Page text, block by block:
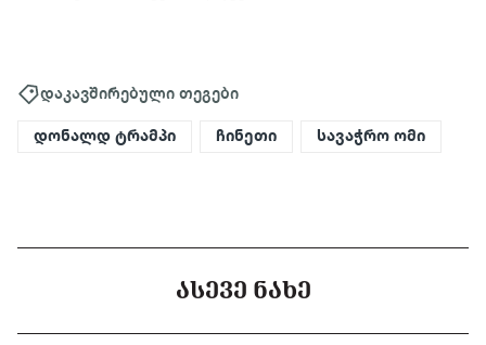
დაკავშირებული თეგები
დონალდ ტრამპი ჩინეთი სავაჭრო ომი
ᲐᲡᲔᲕᲔ ᲜᲐᲮᲔ